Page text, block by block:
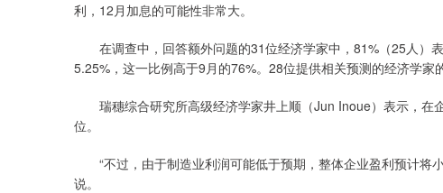
利，12月加息的可能性非常大。
在调查中，回答额外问题的31位经济学家中，81%（25人）
5.25%，这一比例高于9月的76%。28位提供相关预测的经济学家
瑞穗综合研究所高级经济学家井上顺（Jun Inoue）表示，在
位。
“不过，由于制造业利润可能低于预期，整体企业盈利预计将
说。